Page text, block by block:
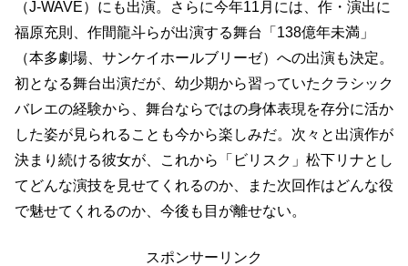
（J-WAVE）にも出演。さらに今年11月には、作・演出に
福原充則、作間龍斗らが出演する舞台「138億年未満」
（本多劇場、サンケイホールブリーゼ）への出演も決定。
初となる舞台出演だが、幼少期から習っていたクラシック
バレエの経験から、舞台ならではの身体表現を存分に活か
した姿が見られることも今から楽しみだ。次々と出演作が
決まり続ける彼女が、これから「ビリスク」松下リナとし
てどんな演技を見せてくれるのか、また次回作はどんな役
で魅せてくれるのか、今後も目が離せない。
スポンサーリンク